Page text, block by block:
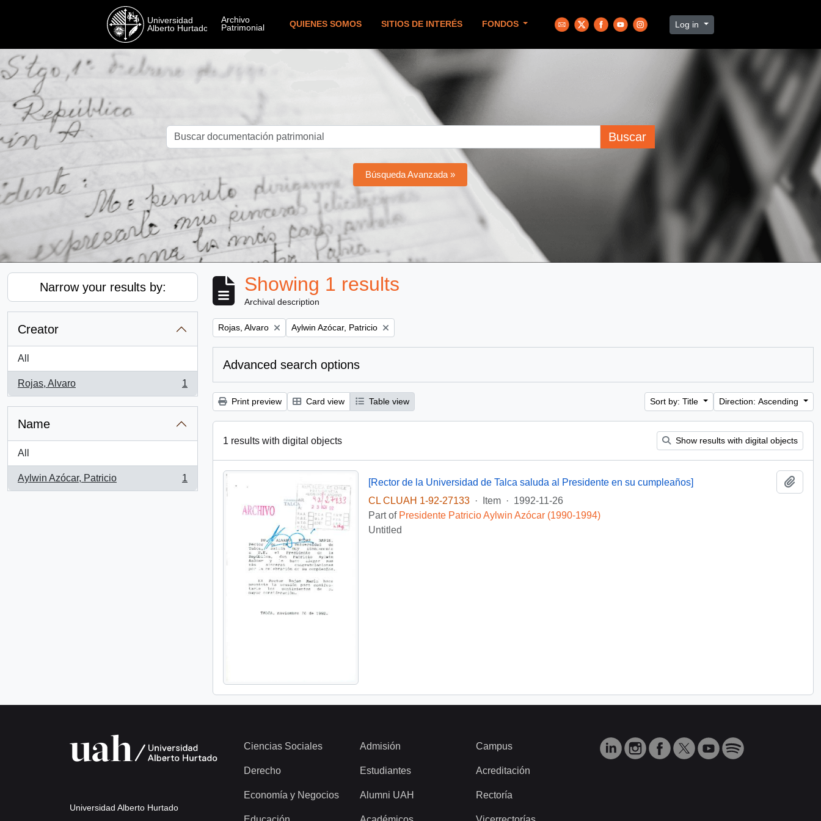
QUIENES SOMOS SITIOS DE INTERÉS FONDOS Log in
Buscar
Búsqueda Avanzada »
Narrow your results by:
Creator
All
Rojas, Alvaro
, 1 results
1
Name
All
Aylwin Azócar, Patricio
, 1 results
1
Showing 1 results
Archival description
Remove filter:
Rojas, Alvaro Remove filter:
Aylwin Azócar, Patricio
Advanced search options
Print preview Card view Table view Sort by: Title Direction: Ascending
1 results with digital objects Show results with digital objects
[Rector de la Universidad de Talca saluda al Presidente en su cumpleaños]
CL CLUAH 1-92-27133
· Item · 1992-11-26
Part of Presidente Patricio Aylwin Azócar (1990-1994)
Untitled
Universidad Alberto Hurtado
Ciencias Sociales
Derecho
Economía y Negocios
Admisión
Estudiantes
Alumni UAH
Campus
Acreditación
Rectoría